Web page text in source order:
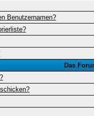
Benutzernamen?
Das